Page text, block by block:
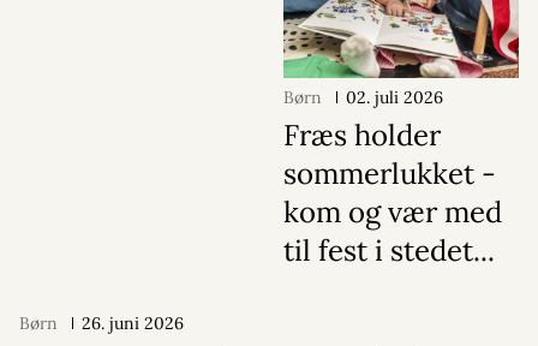
Børn 02. juli 2026
Fræs holder
sommerlukket -
kom og vær med
til fest i stedet...
Børn 26. juni 2026